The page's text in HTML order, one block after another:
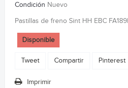
Condición Nuevo
Pastillas de freno Sint HH EBC
Disponible
Tweet Compartir Pinterest
Imprimir